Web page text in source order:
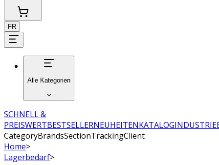
FR
Alle Kategorien
SCHNELL &
PREISWERTBESTSELLERNEUHEITENKATALOG
CategoryBrandsSectionTrackingClient
Home>
Lagerbedarf>